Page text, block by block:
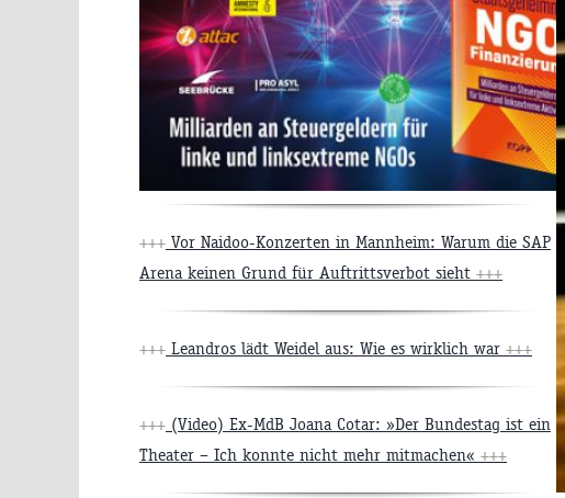
+++ Vor Naidoo-Konzerten in Mannheim: Warum die SAP
Arena keinen Grund für Auftrittsverbot sieht +++
+++ Leandros lädt Weidel aus: Wie es wirklich war +++
+++ (Video) Ex-MdB Joana Cotar: »Der Bundestag ist ein
Theater – Ich konnte nicht mehr mitmachen« +++